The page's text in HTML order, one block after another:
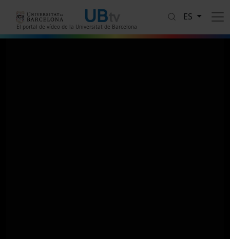
El portal de vídeo de la Universitat de Barcelona
ES